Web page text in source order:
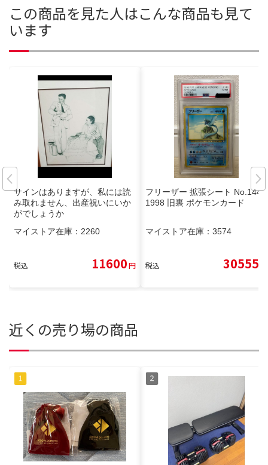
この商品を見た人はこんな商品も見て
います
サインはありますが、私には読
み取れません、出産祝いにいか
がでしょうか
マイストア在庫： 2260
税込 11600円
フリーザー 拡張シート No.144
1998 旧裏 ポケモンカード
マイストア在庫： 3574
税込 30555
近くの売り場の商品